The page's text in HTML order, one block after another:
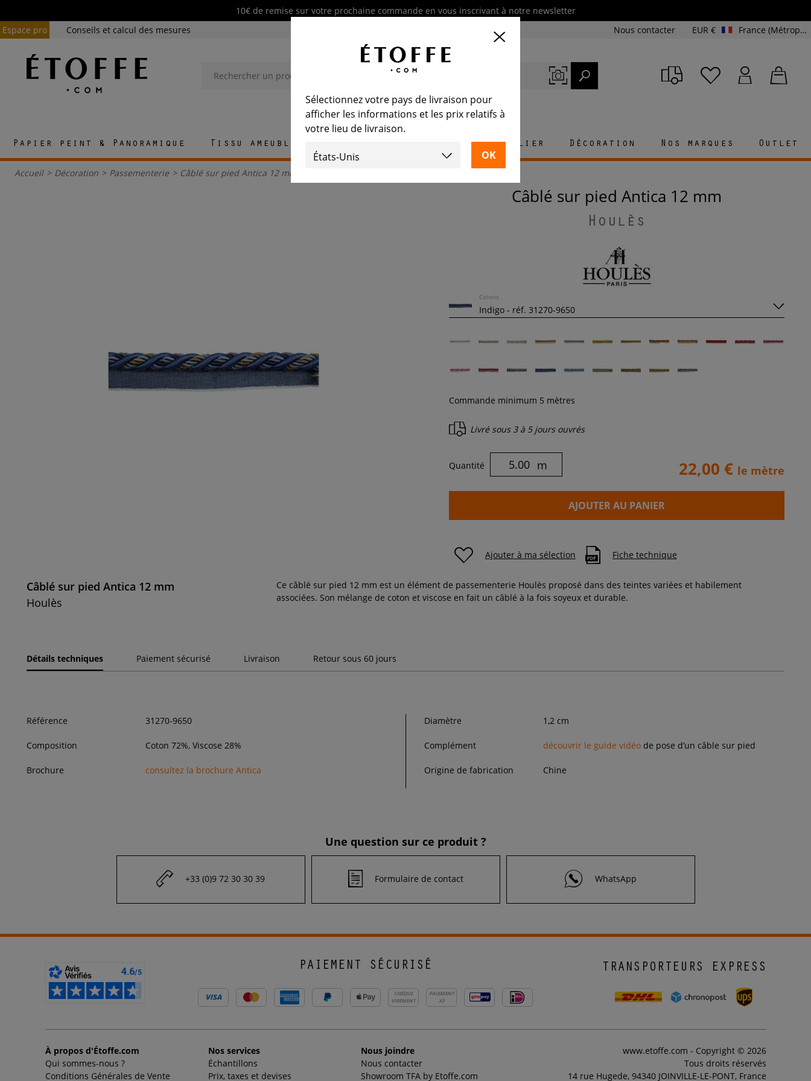
10€ de remise sur votre prochaine commande en vous inscrivant à notre newsletter
Espace pro
Conseils et calcul des mesures Nous contacter EUR € France (Métropolitaine et Corse)
Papier peint & Panoramique Tissu ameublement Mobilier Décoration Nos marques Outlet
Accueil > Décoration > Passementerie > Câblé sur pied Antica 12 mm
Câblé sur pied Antica 12 mm
Houlès
Coloris
Commande minimum 5 mètres
Livré sous 3 à 5 jours ouvrés
Quantité m 22,00 € le mètre
AJOUTER AU PANIER
Ajouter à ma sélection Fiche technique
Câblé sur pied Antica 12 mm
Houlès
Ce câblé sur pied 12 mm est un élément de passementerie Houlès proposé dans des teintes variées et habilement
associées. Son mélange de coton et viscose en fait un câblé à la fois soyeux et durable.
Détails techniques Paiement sécurisé Livraison Retour sous 60 jours
Référence 31270-9650
Composition Coton 72%, Viscose 28%
Brochure consultez la brochure Antica
Diamètre 1,2 cm
Complément découvrir le guide vidéo de pose d’un câble sur pied
Origine de fabrication Chine
Une question sur ce produit ?
+33 (0)9 72 30 30 39 Formulaire de contact WhatsApp
PAIEMENT SÉCURISÉ
CHÈQUE
VIREMENT
PAIEMENT
X3
TRANSPORTEURS EXPRESS
À propos d'Étoffe.com
Qui sommes-nous ?
Conditions Générales de Vente
Nos services
Échantillons
Prix, taxes et devises
Nous joindre
Nous contacter
Showroom TFA by Etoffe.com
www.etoffe.com - Copyright © 2026
Tous droits réservés
14 rue Hugede, 94340 JOINVILLE-LE-PONT, France
Sélectionnez votre pays de livraison pour
afficher les informations et les prix relatifs à
votre lieu de livraison.